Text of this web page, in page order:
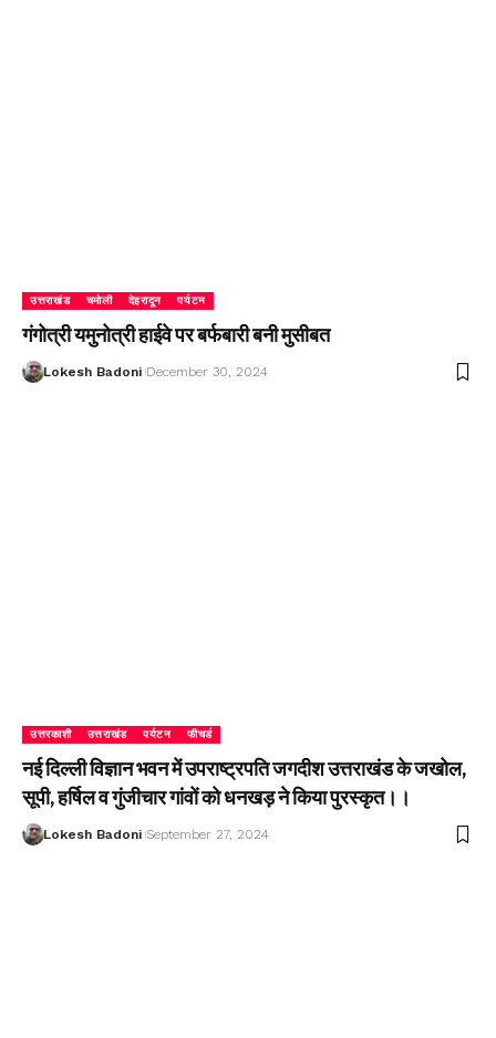
उत्तराखंड चमोली देहरादून पर्यटन
गंगोत्री यमुनोत्री हाईवे पर बर्फबारी बनी मुसीबत
Lokesh Badoni December 30, 2024
उत्तरकाशी उत्तराखंड पर्यटन फीचर्ड
नई दिल्ली विज्ञान भवन में उपराष्ट्रपति जगदीश उत्तराखंड के जखोल,
सूपी, हर्षिल व गुंजीचार गांवों को धनखड़ ने किया पुरस्कृत।।
Lokesh Badoni September 27, 2024